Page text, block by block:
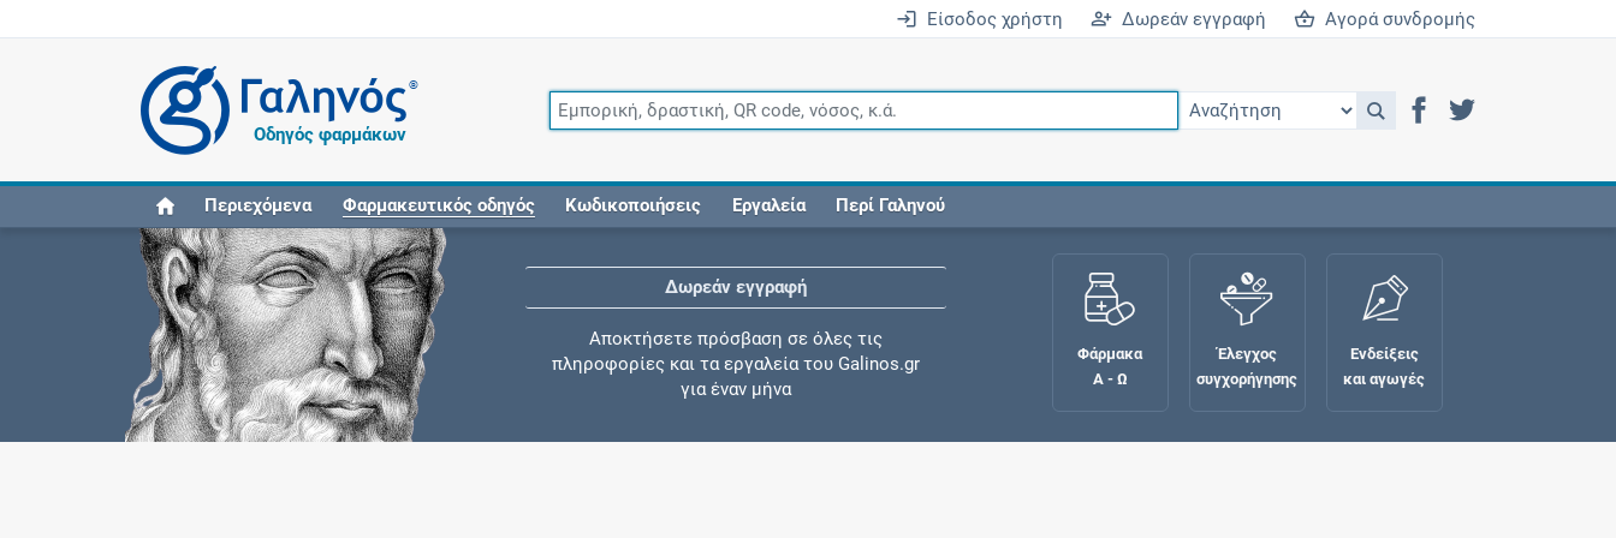
Είσοδος χρήστη Δωρεάν εγγραφή Αγορά συνδρομής
®
Οδηγός φαρμάκων
Περιεχόμενα Φαρμακευτικός οδηγός Κωδικοποιήσεις Εργαλεία Περί Γαληνού
Δωρεάν εγγραφή
Αποκτήσετε πρόσβαση σε όλες τις
πληροφορίες και τα εργαλεία του Galinos.gr
για έναν μήνα
Φάρμακα
Α - Ω
Έλεγχος
συγχορήγησης
Ενδείξεις
και αγωγές